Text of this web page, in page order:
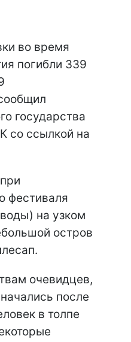
во время
погибли 339
государства
со ссылкой на
фестиваля
на узком
остров
очевидцев,
после
в толпе